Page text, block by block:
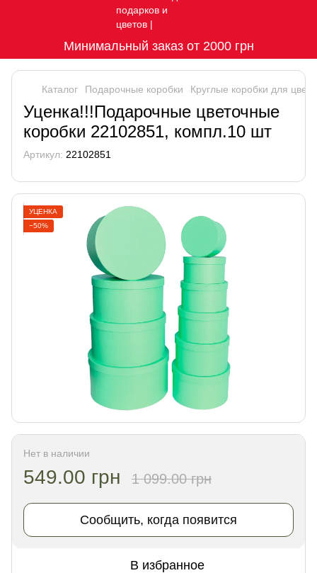
Минимальный заказ от 2000 грн
Каталог Подарочные коробки Круглые коробки для
Уценка!!!Подарочные цветочные
коробки 22102851, компл.10 шт
Артикул: 22102851
УЦЕНКА
−50%
Нет в наличии
549.00 грн 1 099.00 грн
Сообщить, когда появится
В избранное